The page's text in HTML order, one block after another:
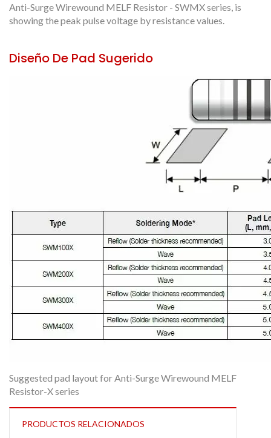
Anti-Surge Wirewound MELF Resistor - SWMX series, is
showing the peak pulse voltage by resistance values.
Diseño De Pad Sugerido
Suggested pad layout for Anti-Surge Wirewound MELF
Resistor-X series
PRODUCTOS RELACIONADOS